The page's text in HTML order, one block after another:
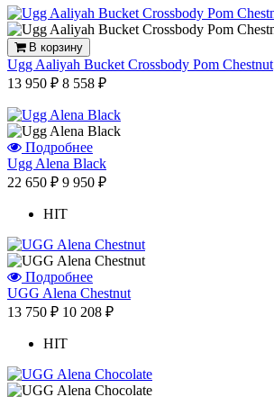
В корзину
Ugg Aaliyah Bucket Crossbody Pom Chestnut
13 950 ₽ 8 558 ₽
Подробнее
Ugg Alena Black
22 650 ₽ 9 950 ₽
HIT
Подробнее
UGG Alena Chestnut
13 750 ₽ 10 208 ₽
HIT